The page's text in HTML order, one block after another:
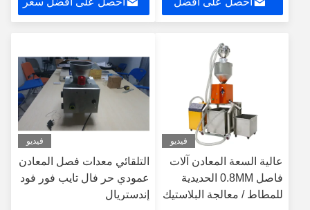
فيديو
عالية السعة المعادن آلات
فاصل 0.8MM الحديدية
للمطاط / معالجة البلاستيك
فيديو
التلقائي معدات فصل المعادن
عمودي حر فال تايب فور فود
إندستريال